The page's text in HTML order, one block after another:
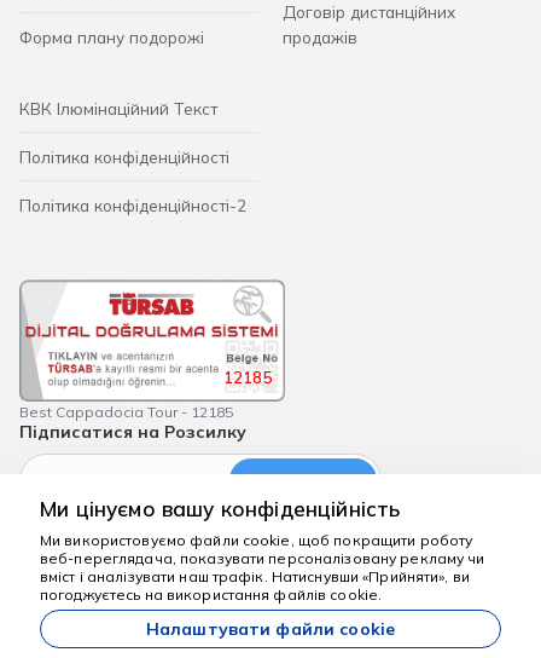
Форма плану подорожі
Договір дистанційних
продажів
КВК Ілюмінаційний Текст
Політика конфіденційності
Політика конфіденційності-2
12185
Best Cappadocia Tour - 12185
Підписатися на Розсилку
Підпишіться
bestcappadociatour.com
Усі ціни, зазначені на нашому сайті, є початковими та дійсні за умови
Ми цінуємо вашу конфіденційність
Ми використовуємо файли cookie, щоб покращити роботу
веб-переглядача, показувати персоналізовану рекламу чи
вміст і аналізувати наш трафік. Натиснувши «Прийняти», ви
погоджуєтесь на використання файлів cookie.
Налаштувати файли cookie
Ми тут, щоб
допомогти